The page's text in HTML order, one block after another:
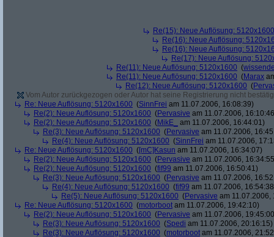
Re(15): Neue Auflösung: 5120x1600
Re(16): Neue Auflösung:
Re(16): Neue Auflösung:
Re(17): Neue Auflösung:
Re(11): Neue Auflösung: 5120x1600 (
Re(11): Neue Auflösung: 5120x1600 (Marax
Re(12): Neue Auflösung: 5120x1600 (
Vom Autor zurückgezogen oder Autor hat seine Registrierung nicht
Re: Neue Auflösung: 5120x1600 (SinnFrei am 11.07.2006, 16:08:39)
Re(2): Neue Auflösung: 5120x1600 (Pervasive am 11.07.2006,
Re(2): Neue Auflösung: 5120x1600 (MikE_
am 11.07.2006, 16:44:01)
Re(3): Neue Auflösung: 5120x1600 (Pervasive am 11.07.2006,
Re(4): Neue Auflösung: 5120x1600 (SinnFrei am 11.07.2006,
Re: Neue Auflösung: 5120x1600 ([mC]Kasun am 11.07.2006, 16:34:07)
Re(2): Neue Auflösung: 5120x1600 (Pervasive am 11.07.2006,
Re(2): Neue Auflösung: 5120x1600 (fif99 am 11.07.2006, 16:50:41)
Re(3): Neue Auflösung: 5120x1600 (Pervasive am 11.07.2006,
Re(4): Neue Auflösung: 5120x1600 (fif99 am 11.07.2006,
Re(5): Neue Auflösung: 5120x1600 (Pervasive am 11.07.2006,
Re: Neue Auflösung: 5120x1600 (motorboot am 11.07.2006, 19:42:10)
Re(2): Neue Auflösung: 5120x1600 (Pervasive am 11.07.2006,
Re(3): Neue Auflösung: 5120x1600 (Spedi am 11.07.2006, 20:16:15)
Re(3): Neue Auflösung: 5120x1600 (motorboot am 11.07.2006,